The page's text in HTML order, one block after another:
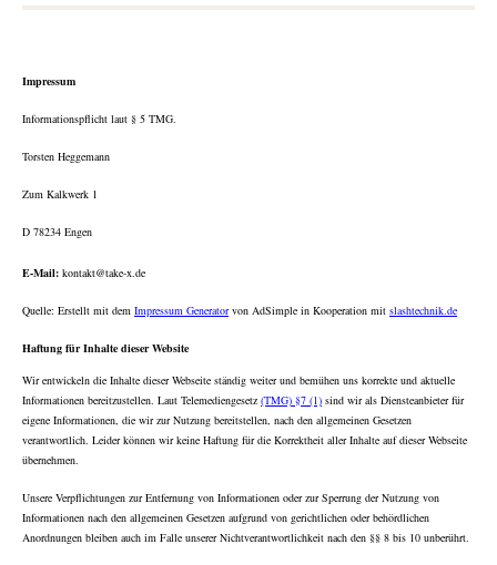
Impressum
Informationspflicht laut § 5 TMG.
Torsten Heggemann
Zum Kalkwerk 1
D 78234 Engen
E-Mail: kontakt@take-x.de
Quelle: Erstellt mit dem Impressum Generatorvon AdSimple in Kooperation mit slashtechnik.de
Haftung für Inhalte dieser Website
Wir entwickeln die Inhalte dieser Webseite ständig weiter und bemühen uns korrekte und aktuelle
Informationen bereitzustellen. Laut Telemediengesetz (TMG) §7 (1) sind wir als Diensteanbieter für
eigene Informationen, die wir zur Nutzung bereitstellen, nach den allgemeinen Gesetzen
verantwortlich. Leider können wir keine Haftung für die Korrektheit aller Inhalte auf dieser Webseite
übernehmen.
Unsere Verpflichtungen zur Entfernung von Informationen oder zur Sperrung der Nutzung von
Informationen nach den allgemeinen Gesetzen aufgrund von gerichtlichen oder behördlichen
Anordnungen bleiben auch im Falle unserer Nichtverantwortlichkeit nach den §§ 8 bis 10 unberührt.